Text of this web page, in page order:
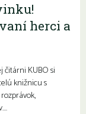
herci a
čitárni KUBO si
knižnicu s